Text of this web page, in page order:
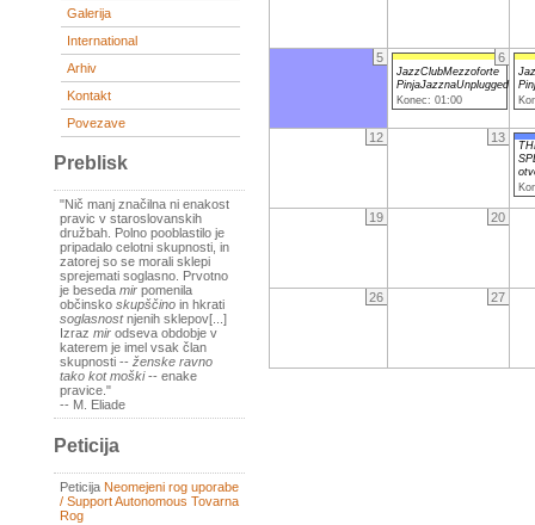
Galerija
International
Arhiv
Kontakt
Povezave
Preblisk
"Nič manj značilna ni enakost
pravic v staroslovanskih
družbah. Polno pooblastilo je
pripadalo celotni skupnosti, in
zatorej so se morali sklepi
sprejemati soglasno. Prvotno
je beseda mir pomenila
občinsko skupščino in hkrati
soglasnostnjenih sklepov[...]
Izraz mir odseva obdobje v
katerem je imel vsak član
skupnosti -- ženske ravno
tako kot moški-- enake
pravice."
-- M. Eliade
Peticija
Peticija Neomejeni rog uporabe
/ Support Autonomous Tovarna
Rog
5 6
JazzClubMezzoforte
PinjaJazznaUnplugged
Konec: 01:00
12 13
19 20
26 27